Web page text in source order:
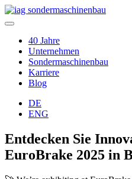
40 Jahre
Unternehmen
Sondermaschinenbau
Karriere
Blog
DE
ENG
Entdecken Sie
EuroBrake 2025 in